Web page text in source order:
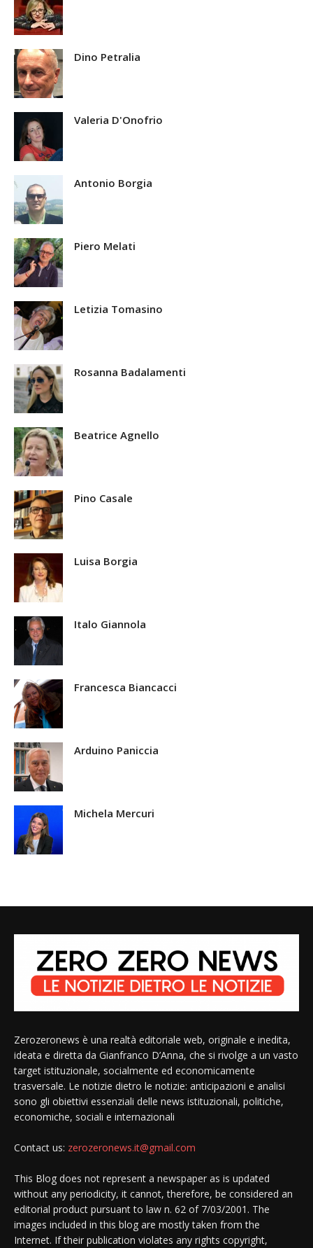
Dino Petralia
Valeria D'Onofrio
Antonio Borgia
Piero Melati
Letizia Tomasino
Rosanna Badalamenti
Beatrice Agnello
Pino Casale
Luisa Borgia
Italo Giannola
Francesca Biancacci
Arduino Paniccia
Michela Mercuri
Zerozeronews è una realtà editoriale web, originale e inedita,
ideata e diretta da Gianfranco D’Anna, che si rivolge a un vasto
target istituzionale, socialmente ed economicamente
trasversale. Le notizie dietro le notizie: anticipazioni e analisi
sono gli obiettivi essenziali delle news istituzionali, politiche,
economiche, sociali e internazionali
Contact us: zerozeronews.it@gmail.com
This Blog does not represent a newspaper as is updated
without any periodicity, it cannot, therefore, be considered an
editorial product pursuant to law n. 62 of 7/03/2001. The
images included in this blog are mostly taken from the
Internet. If their publication violates any rights copyright,